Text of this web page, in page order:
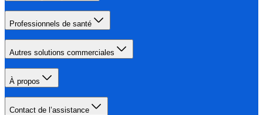
Professionnels de santé
Autres solutions commerciales
À propos
Contact de l’assistance